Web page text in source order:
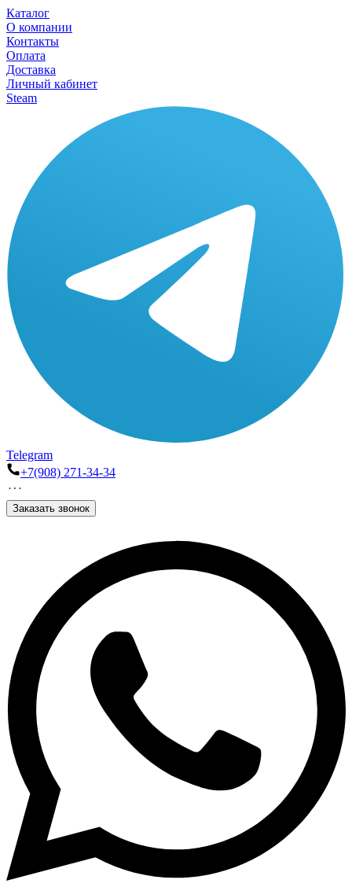
Каталог
О компании
Контакты
Оплата
Доставка
Личный кабинет
Steam
Telegram
+7(908) 271-34-34
Заказать звонок